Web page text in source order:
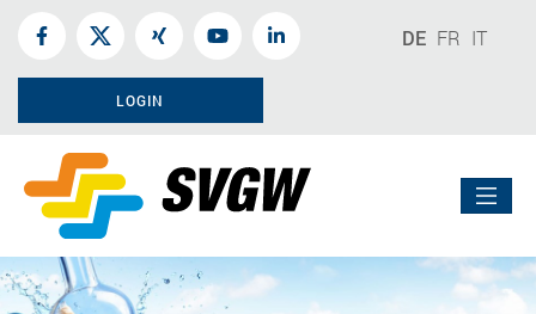
DE FR IT
LOGIN